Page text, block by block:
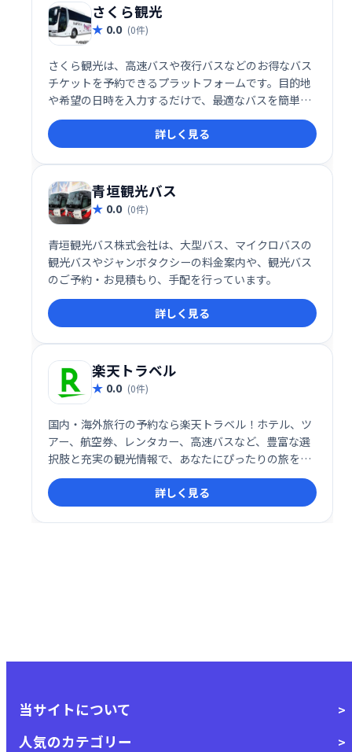
さくら観光
0.0 (0件)
さくら観光は、高速バスや夜行バスなどのお得なバス
チケットを予約できるプラットフォームです。目的地
や希望の日時を入力するだけで、最適なバスを簡単に
検索・予約できます。
詳しく見る
青垣観光バス
0.0 (0件)
青垣観光バス株式会社は、大型バス、マイクロバスの
観光バスやジャンボタクシーの料金案内や、観光バス
のご予約・お見積もり、手配を行っています。
詳しく見る
楽天トラベル
0.0 (0件)
国内・海外旅行の予約なら楽天トラベル！ホテル、ツ
アー、航空券、レンタカー、高速バスなど、豊富な選
択肢と充実の観光情報で、あなたにぴったりの旅をサ
ポートします。日本最大級の宿泊予約サイトで、快適
な旅を計画しましょう。詳しく見る
当サイトについて
人気のカテゴリー